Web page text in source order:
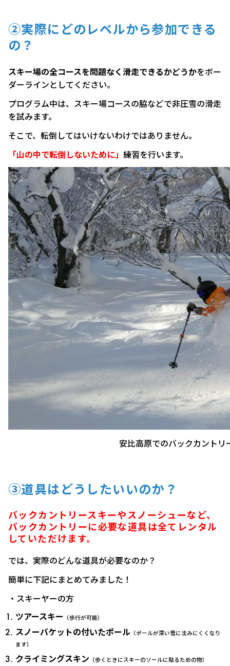
②実際にどのレベルから参加できる
の？
スキー場の全コースを問題なく滑走できるかどうかをボー
ダーラインとしてください。
プログラム中は、スキー場コースの脇などで非圧雪の滑走
を試みます。
そこで、転倒してはいけないわけではありません。
「山の中で転倒しないために」 練習を行います。
安比高原でのバックカントリ
③道具はどうしたいいのか？
バックカントリースキーやスノーシューなど、
バックカントリーに必要な道具は全てレンタル
していただけます。
では、実際のどんな道具が必要なのか？
簡単に下記にまとめてみました！
・スキーヤーの方
ツアースキー
（歩行が可能）
スノーバケットの付いたポール （ポールが深い雪に沈みにくくなり
ます）
クライミングスキン （歩くときにスキーのソールに貼るための物）